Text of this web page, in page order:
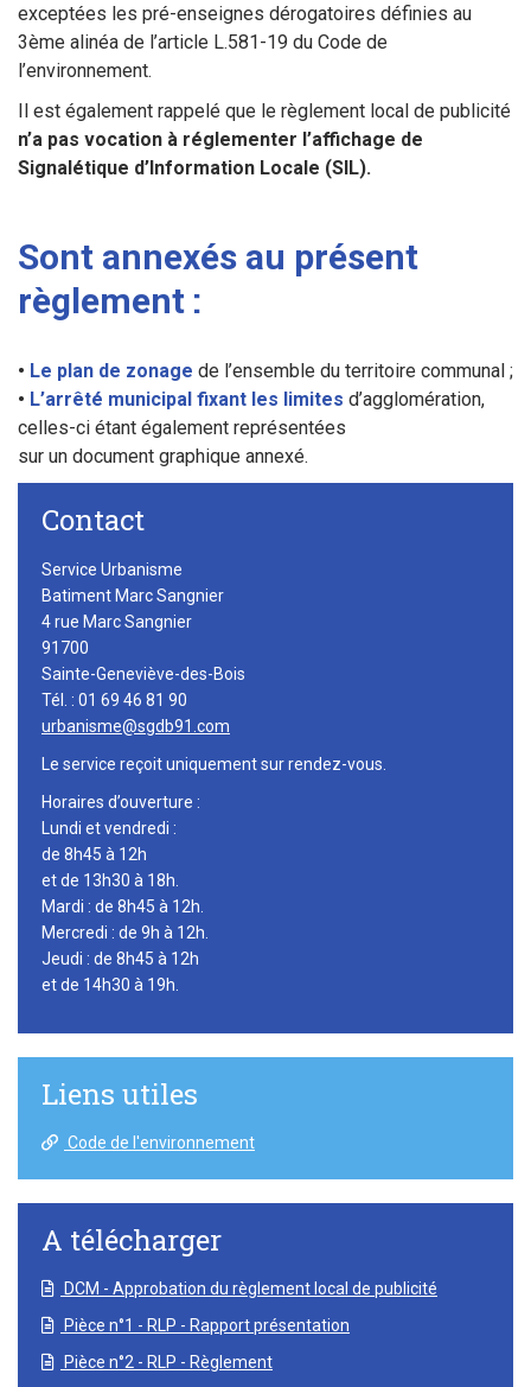
exceptées les pré-enseignes dérogatoires définies au
3ème alinéa de l’article L.581-19 du Code de
l’environnement.
Il est également rappelé que le règlement local de publicité
n’a pas vocation à réglementer l’affichage de
Signalétique d’Information Locale (SIL).
Sont annexés au présent
règlement :
• Le plan de zonage de l’ensemble du territoire communal ;
• L’arrêté municipal fixant les limites d’agglomération,
celles-ci étant également représentées
sur un document graphique annexé.
Contact
Service Urbanisme
Batiment Marc Sangnier
4 rue Marc Sangnier
91700
Sainte-Geneviève-des-Bois
Tél. : 01 69 46 81 90
urbanisme@sgdb91.com
Le service reçoit uniquement sur rendez-vous.
Horaires d’ouverture :
Lundi et vendredi :
de 8h45 à 12h
et de 13h30 à 18h.
Mardi : de 8h45 à 12h.
Mercredi : de 9h à 12h.
Jeudi : de 8h45 à 12h
et de 14h30 à 19h.
Liens utiles
Code de l'environnement
A télécharger
DCM - Approbation du règlement local de publicité
Pièce n°1 - RLP - Rapport présentation
Pièce n°2 - RLP - Règlement